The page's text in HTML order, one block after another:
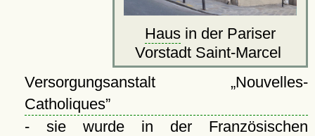
Haus in der Pariser
Vorstadt Saint-Marcel
Versorgungsanstalt
Nouvelles-
Catholiques
- sie wurde in der Französischen